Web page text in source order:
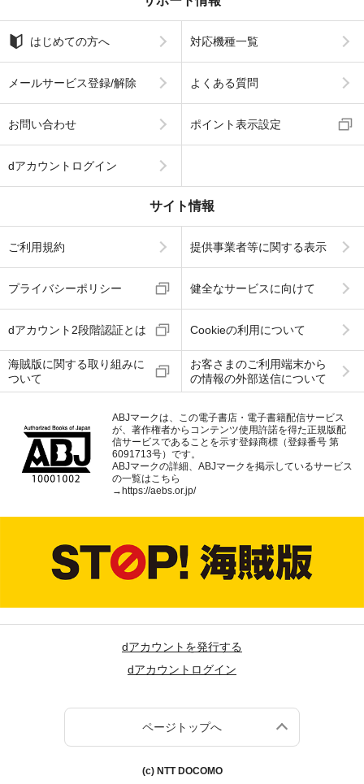
はじめての方へ 対応機種一覧
メールサービス登録/解除 よくある質問
お問い合わせ ポイント表示設定
dアカウントログイン
サイト情報
ご利用規約 提供事業者等に関する表示
プライバシーポリシー 健全なサービスに向けて
dアカウント2段階認証とは Cookieの利用について
海賊版に関する取り組みに
ついて
お客さまのご利用端末から
の情報の外部送信について
ABJマークは、この電子書店・電子書籍配信サービス
が、著作権者からコンテンツ使用許諾を得た正規版配
信サービスであることを示す登録商標（登録番号 第
6091713号）です。
ABJマークの詳細、ABJマークを掲示しているサービス
の一覧はこちら
→https://aebs.or.jp/
dアカウントを発行する
dアカウントログイン
ページトップへ
(c) NTT DOCOMO